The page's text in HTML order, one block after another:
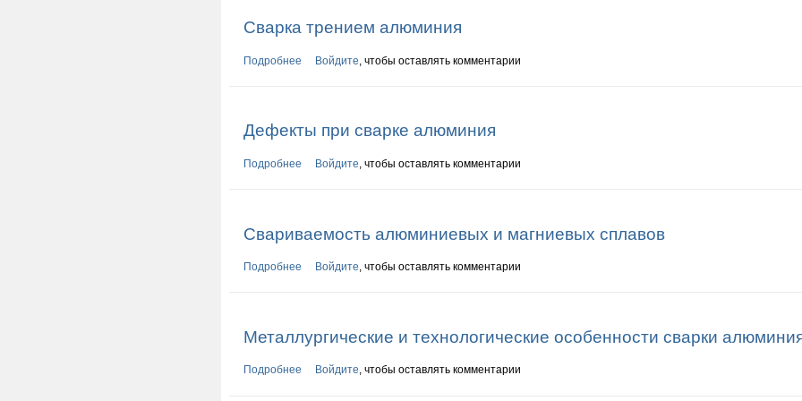
Сварка трением алюминия
Подробнее о Сварка трением алюминия
Войдите , чтобы оставлять комментарии
Дефекты при сварке алюминия
Подробнее о Дефекты при сварке алюминия
Войдите, чтобы оставлять комментарии
Свариваемость алюминиевых и магниевых сплавов
Подробнее о Свариваемость алюминиевых и магниевых сплавов
Войдите, чтобы оставлять комментарии
Металлургические и технологические особенности сварки
Подробнее о Металлургические и технологические особенности сварки алюминия
Войдите, чтобы оставлять комментарии